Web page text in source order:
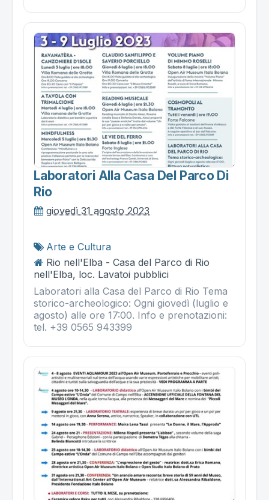
Laboratori Alla Casa Del Parco Di
Rio
giovedì 31 agosto 2023
Arte e Cultura
Rio nell'Elba - Casa del Parco di Rio
nell'Elba, loc. Lavatoi pubblici
Laboratori alla Casa del Parco di Rio Tema
storico-archeologico: Ogni giovedì (luglio e
agosto) alle ore 17:00. Info e prenotazioni:
tel. +39 0565 943399